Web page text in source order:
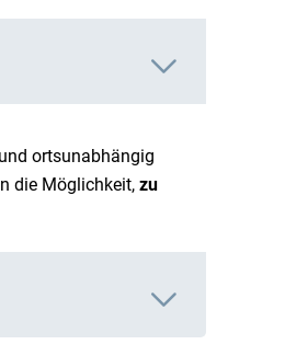
ortsunabhängig
die Möglichkeit, zu